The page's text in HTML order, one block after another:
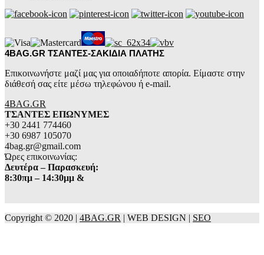
4BAG.GR ΤΣΑΝΤΕΣ-ΣΑΚΙΔΙΑ ΠΛΑΤΗΣ
Επικοινωνήστε μαζί μας για οποιαδήποτε απορία. Είμαστε στην
διάθεσή σας είτε μέσω τηλεφώνου ή e-mail.
4BAG.GR
ΤΣΑΝΤΕΣ ΕΠΩΝΥΜΕΣ
+30 2441 774460
+30 6987 105070
4bag.gr@gmail.com
Ώρες επικοινωνίας:
Δευτέρα – Παρασκευή:
8:30πμ – 14:30μμ &
Copyright © 2020 | 4BAG.GR | WEB DESIGN | SEO